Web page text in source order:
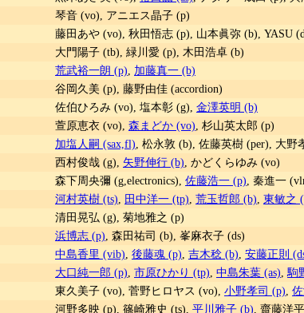
琴音 (vo), アニエス晶子 (p)
藤田あや (vo), 秋田悟志 (p), 山本眞弥 (b), YASU
大門陽子 (tb), 緑川愛 (p), 木田浩卓 (b)
荒武裕一朗 (p)
加藤真一 (b)
谷岡久美 (p), 藤野由佳 (accordion)
佐伯ひろみ (vo), 塩本彰 (g), 金澤英明 (b)
萱原恵衣 (vo), 森まどか (vo) , 杉山英太郎 (p)
加塩人嗣 (sax,fl) , 松永敦 (b), 佐藤英樹 (per), 大野
西村俊哉 (g), 矢野伸行 (b) , かどくらゆみ (vo)
森下周央彌 (g,electronics), 佐藤浩一 (p) , 秦進一
河村英樹 (ts) 田中洋一 (tp) 荒玉哲郎 (b) 東敏之
清田晃弘 (g), 菊地雅之 (p)
浜博志 (p) , 森田祐司 (b), 峯麻衣子 (ds)
中島香里 (vib) 後藤魂 (p) 吉木稔 (b) 安藤正則
大口純一郎 (p) 市原ひかり (tp) 中島朱葉 (as) 駒
東久美子 (vo), 菅野ヒロヤス (vo), 小野孝司 (p)
河野多映 (p), 篠崎雅史 (ts), 平川雅子 (b) , 齋藤洋